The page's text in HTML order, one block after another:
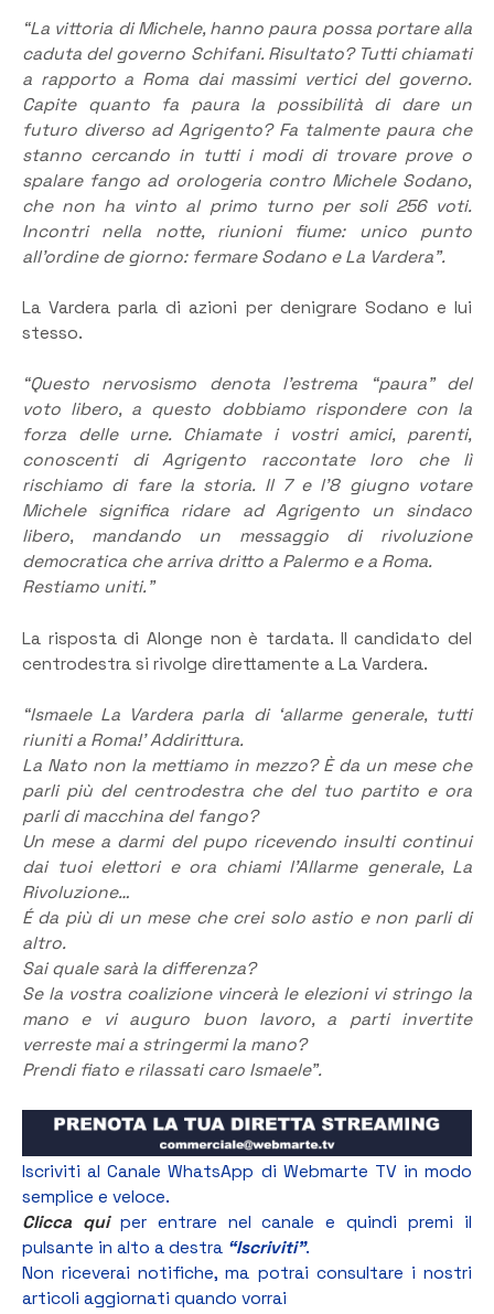
“La vittoria di Michele, hanno paura possa portare alla
caduta del governo Schifani. Risultato? Tutti chiamati
a rapporto a Roma dai massimi vertici del governo.
Capite quanto fa paura la possibilità di dare un
futuro diverso ad Agrigento? Fa talmente paura che
stanno cercando in tutti i modi di trovare prove o
spalare fango ad orologeria contro Michele Sodano,
che non ha vinto al primo turno per soli 256 voti.
Incontri nella notte, riunioni fiume: unico punto
all’ordine de giorno: fermare Sodano e La Vardera”.
La Vardera parla di azioni per denigrare Sodano e lui
stesso.
“Questo nervosismo denota l’estrema “paura” del
voto libero, a questo dobbiamo rispondere con la
forza delle urne. Chiamate i vostri amici, parenti,
conoscenti di Agrigento raccontate loro che lì
rischiamo di fare la storia. Il 7 e l’8 giugno votare
Michele significa ridare ad Agrigento un sindaco
libero, mandando un messaggio di rivoluzione
democratica che arriva dritto a Palermo e a Roma.
Restiamo uniti.”
La risposta di Alonge non è tardata. Il candidato del
centrodestra si rivolge direttamente a La Vardera.
“Ismaele La Vardera parla di ‘allarme generale, tutti
riuniti a Roma!’ Addirittura.
La Nato non la mettiamo in mezzo? È da un mese che
parli più del centrodestra che del tuo partito e ora
parli di macchina del fango?
Un mese a darmi del pupo ricevendo insulti continui
dai tuoi elettori e ora chiami l’Allarme generale, La
Rivoluzione…
É da più di un mese che crei solo astio e non parli di
altro.
Sai quale sarà la differenza?
Se la vostra coalizione vincerà le elezioni vi stringo la
mano e vi auguro buon lavoro, a parti invertite
verreste mai a stringermi la mano?
Prendi fiato e rilassati caro Ismaele”.
Iscriviti al Canale WhatsApp di Webmarte TV in modo
semplice e veloce.
Clicca quiper entrare nel canale e quindi premi il
pulsante in alto a destra “Iscriviti”.
Non riceverai notifiche, ma potrai consultare i nostri
articoli aggiornati quando vorrai